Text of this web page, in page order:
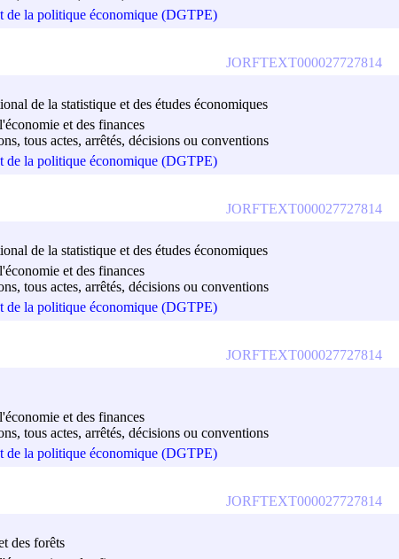
de la politique économique (DGTPE)
de la statistique et des études économiques
et des finances
tous actes, arrêtés, décisions ou conventions
de la politique économique (DGTPE)
JORFTEXT000027727814
de la statistique et des études économiques
et des finances
tous actes, arrêtés, décisions ou conventions
de la politique économique (DGTPE)
JORFTEXT000027727814
et des finances
tous actes, arrêtés, décisions ou conventions
de la politique économique (DGTPE)
JORFTEXT000027727814
des forêts
JORFTEXT000027727814